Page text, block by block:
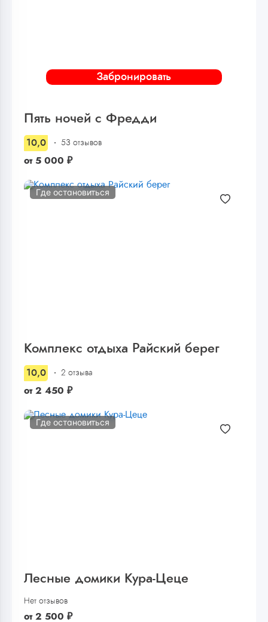
Забронировать
Пять ночей с Фредди
10,0 53 отзывов
от 5 000 ₽
Где остановиться
Комплекс отдыха Райский берег
10,0 2 отзыва
от 2 450 ₽
Где остановиться
Лесные домики Кура-Цеце
Нет отзывов
от 2 500 ₽